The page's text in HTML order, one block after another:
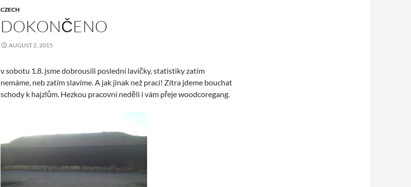
CZECH
DOKONČENO
AUGUST 2, 2015
v sobotu 1.8. jsme dobrousili poslední lavičky, statistiky zatím
nemáme, neb zatím slavíme. A jak jinak než prací! Zítra jdeme bouchat
schody k hajzlům. Hezkou pracovní neděli i vám přeje woodcoregang.